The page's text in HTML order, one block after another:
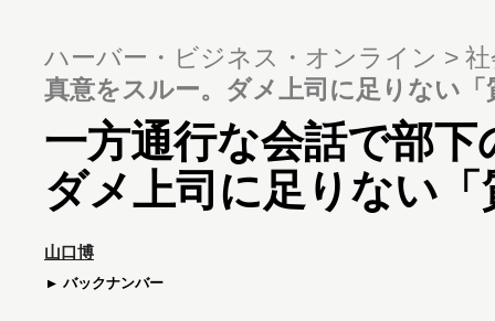
ハーバー・ビジネス・オンライン
真意をスルー。ダメ上司に足りない「
一方通行な会話で部
ダメ上司に足りない「
山口博
バックナンバー